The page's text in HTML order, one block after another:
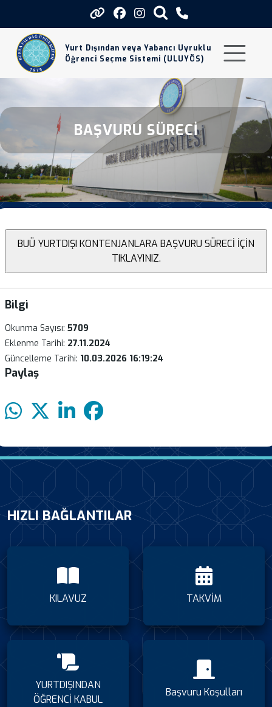
Yurt Dışından veya Yabancı Uyruklu
Öğrenci Seçme Sistemi (ULUYÖS)
Basvuru Sureci
BAŞVURU SÜRECI
Bilgi
Okunma Sayısı: 5709
Eklenme Tarihi: 27.11.2024
Güncelleme Tarihi: 10.03.2026 16:19:24
Paylaş
HIZLI BAĞLANTILAR
KILAVUZ TAKVİM
YURTDIŞINDAN
ÖĞRENCİ KABUL
Başvuru Koşulları